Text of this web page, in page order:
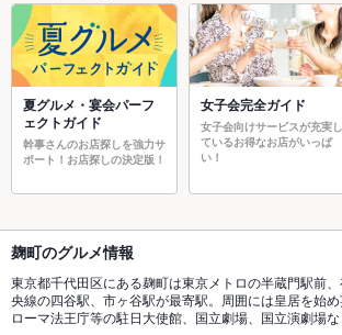
夏グルメ・宴会パーフ
ェクトガイド
幹事さんのお店探しを強力サ
ポート！お店探しの決定版！
女子会完全ガイド
女子会向けサービスが充実し
ているお得なお店がいっぱ
い！
麹町のグルメ情報
東京都千代田区にある麹町は東京メトロの半蔵門駅前
央線の四谷駅、市ヶ谷駅が最寄駅。周囲には皇居を始め
ローマ法王庁等の駐日大使館、国立劇場、国立演劇場な